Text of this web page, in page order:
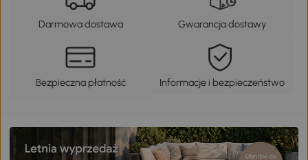
Darmowa dostawa Gwarancja dostawy
Bezpieczna płatność Informacje i bezpieczeństwo